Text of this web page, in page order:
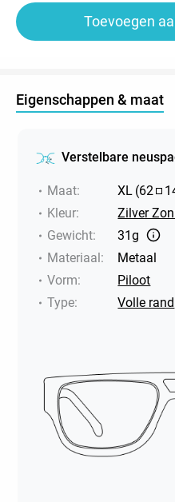
Toevoegen
Eigenschappen & maat
Verstelbare
Maat: XL (62
Kleur:
Zilver
Gewicht:
31g
Materiaal:
Metaal
Vorm:
Piloot
Type: Volle rand